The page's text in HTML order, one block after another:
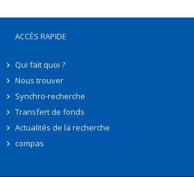
ACCÈS RAPIDE
Qui fait quoi ?
Nous trouver
Synchro-recherche
Transfert de fonds
Actualités de la recherche
compas